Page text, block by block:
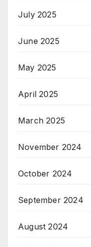
July 2025
June 2025
May 2025
April 2025
March 2025
November 2024
October 2024
September 2024
August 2024